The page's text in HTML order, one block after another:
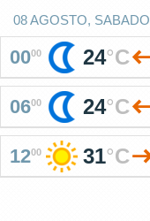
08 AGOSTO, SABADO
0000 24°C
0600 24°C
1200 31°C